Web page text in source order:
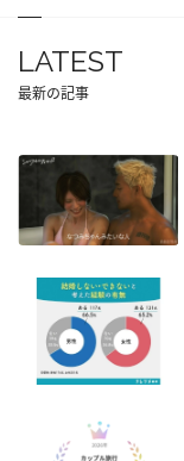
LATEST
最新の記事